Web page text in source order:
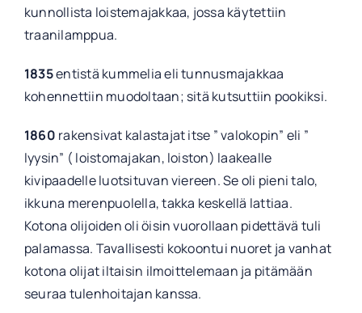
kunnollista loistemajakkaa, jossa käytettiin
traanilamppua.
1835entistä kummelia eli tunnusmajakkaa
kohennettiin muodoltaan; sitä kutsuttiin pookiksi.
1860 rakensivat kalastajat itse ” valokopin” eli ”
lyysin” ( loistomajakan, loiston) laakealle
kivipaadelle luotsituvan viereen. Se oli pieni talo,
ikkuna merenpuolella, takka keskellä lattiaa.
Kotona olijoiden oli öisin vuorollaan pidettävä tuli
palamassa. Tavallisesti kokoontui nuoret ja vanhat
kotona olijat iltaisin ilmoittelemaan ja pitämään
seuraa tulenhoitajan kanssa.